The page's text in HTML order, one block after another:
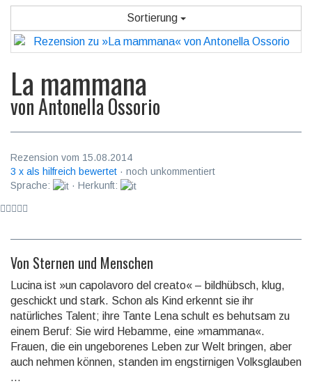
Sortierung
La mammana
vonAntonella Ossorio
Rezension vom 15.08.2014
3 x als hilfreich bewertet · noch unkommentiert
Sprache:
· Herkunft:
Von Sternen und Menschen
Lucina ist »un capolavoro del creato« – bildhübsch, klug,
geschickt und stark. Schon als Kind erkennt sie ihr
natürliches Talent; ihre Tante Lena schult es be­hut­sam zu
einem Beruf: Sie wird Hebamme, eine »mammana«.
Frauen, die ein un­ge­bo­re­nes Leben zur Welt bringen, aber
auch nehmen können, standen im engstirnigen Volksglauben
...